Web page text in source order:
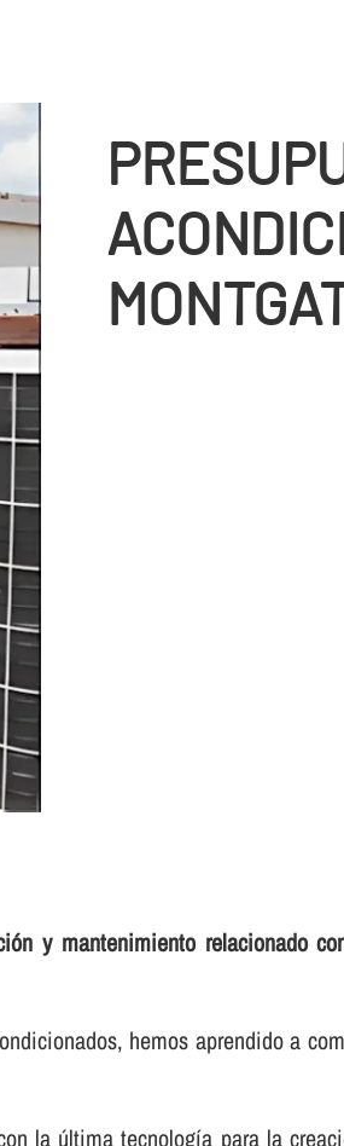
y mantenimiento relacionado
hemos aprendido a
la última tecnologí­a para la